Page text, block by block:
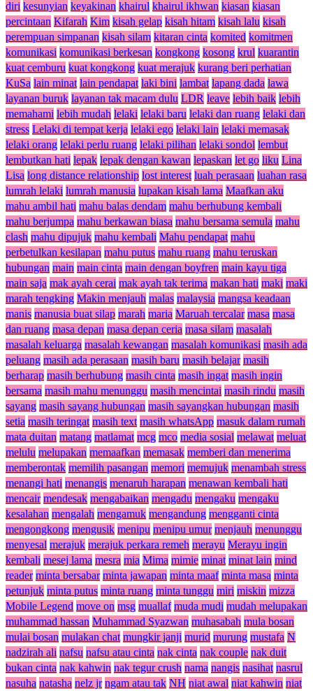
diri kesunyian keyakinan khairul khairul ikhwan kiasan kiasan
percintaan Kifarah Kim kisah gelap kisah hitam kisah lalu kisah
perempuan simpanan kisah silam kitaran cinta komited komitmen
komunikasi komunikasi berkesan kongkong kosong krul kuarantin
kuat cemburu kuat kongkong kuat merajuk kurang beri perhatian
KuSa lain minat lain pendapat laki bini lambat lapang dada lawa
layanan buruk layanan tak macam dulu LDR leave lebih baik lebih
memahami lebih mudah lelaki lelaki baru lelaki dan ruang lelaki dan
stress Lelaki di tempat kerja lelaki ego lelaki lain lelaki memasak
lelaki orang lelaki perlu ruang lelaki pilihan lelaki sondol lembut
lembutkan hati lepak lepak dengan kawan lepaskan let go liku Lina
Lisa long distance relationship lost interest luah perasaan luahan rasa
lumrah lelaki lumrah manusia lupakan kisah lama Maafkan aku
mahu ambil hati mahu balas dendam mahu berhubung kembali
mahu berjumpa mahu berkawan biasa mahu bersama semula mahu
clash mahu dipujuk mahu kembali Mahu pendapat mahu
perbetulkan kesilapan mahu putus mahu ruang mahu teruskan
hubungan main main cinta main dengan boyfren main kayu tiga
main saja mak ayah cerai mak ayah tak terima makan hati maki maki
marah tengking Makin menjauh malas malaysia mangsa keadaan
manis manusia buat silap marah maria Maruah tercalar masa masa
dan ruang masa depan masa depan ceria masa silam masalah
masalah keluarga masalah kewangan masalah komunikasi masih ada
peluang masih ada perasaan masih baru masih belajar masih
berharap masih berhubung masih cinta masih ingat masih ingin
bersama masih mahu menunggu masih mencintai masih rindu masih
sayang masih sayang hubungan masih sayangkan hubungan masih
setia masih teringat masih text masih whatsApp masuk dalam rumah
mata duitan matang matlamat mcg mco media sosial melawat meluat
melulu melupakan memaafkan memasak memberi dan menerima
memberontak memilih pasangan memori memujuk menambah stress
menangi hati menangis menaruh harapan menawan kembali hati
mencair mendesak mengabaikan mengadu mengaku mengaku
kesalahan mengalah mengamuk mengandung mengganti cinta
mengongkong mengusik menipu menipu umur menjauh menunggu
menyesal merajuk merajuk perkara remeh merayu Merayu ingin
kembali mesej lama mesra mia Mima mimie minat minat lain mind
reader minta bersabar minta jawapan minta maaf minta masa minta
petunjuk minta putus minta ruang minta tunggu miri miskin mizza
Mobile Legend move on msg muallaf muda mudi mudah melupakan
muhammad hassan Muhammad Syazwan muhasabah mula bosan
mulai bosan mulakan chat mungkir janji murid murung mustafa N
nadzirah ali nafsu nafsu atau cinta nak cinta nak couple nak duit
bukan cinta nak kahwin nak tegur crush nama nangis nasihat nasrul
nasuha natasha nelz jr ngam atau tak NH niat awal niat kahwin niat